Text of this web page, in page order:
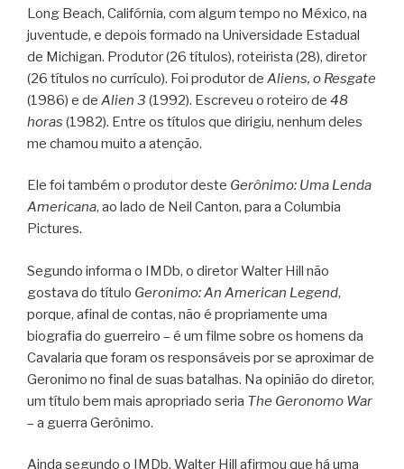
Long Beach, Califórnia, com algum tempo no México, na
juventude, e depois formado na Universidade Estadual
de Michigan. Produtor (26 títulos), roteirista (28), diretor
(26 títulos no currículo). Foi produtor de Aliens, o Resgate
(1986) e de Alien 3 (1992). Escreveu o roteiro de 48
horas (1982). Entre os títulos que dirigiu, nenhum deles
me chamou muito a atenção.
Ele foi também o produtor deste Gerônimo: Uma Lenda
Americana, ao lado de Neil Canton, para a Columbia
Pictures.
Segundo informa o IMDb, o diretor Walter Hill não
gostava do título Geronimo: An American Legend,
porque, afinal de contas, não é propriamente uma
biografia do guerreiro – é um filme sobre os homens da
Cavalaria que foram os responsáveis por se aproximar de
Geronimo no final de suas batalhas. Na opinião do diretor,
um título bem mais apropriado seria The Geronomo War
– a guerra Gerônimo.
Ainda segundo o IMDb, Walter Hill afirmou que há uma